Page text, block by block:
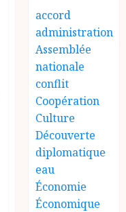
accord
administration
Assemblée
nationale
conflit
Coopération
Culture
Découverte
diplomatique
eau
Économie
Économique